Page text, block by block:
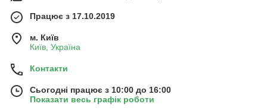
Працює з 17.10.2019
м. Київ
Київ, Україна
Контакти
Сьогодні працює з 10:00 до 16:00
Показати весь графік роботи